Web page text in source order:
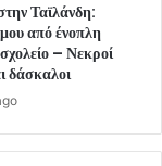
Ταϊλάνδη:
από ένοπλη
– Νεκροί
δάσκαλοι